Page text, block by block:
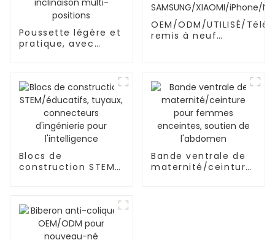
Poussette légère et
pratique, avec
positions
OEM/ODM/UTILISÉ/
remis à neuf
Blocs de
construction STEM/
l'intelligence
Bande ventrale de
maternité/ceinture